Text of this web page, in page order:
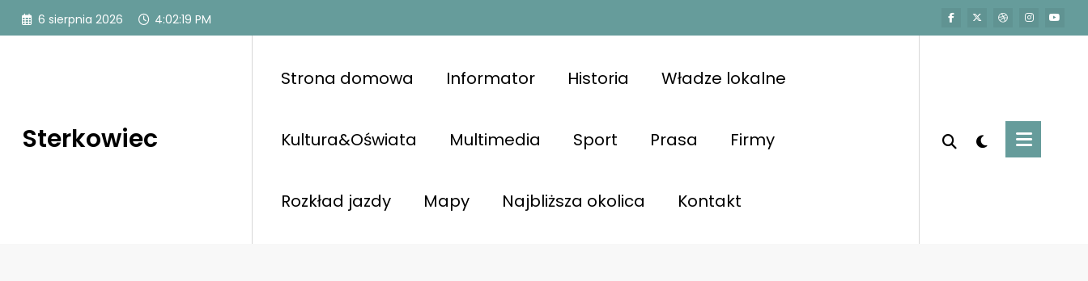
Przejdź
6 sierpnia 2026 4:02:20 PM
Sterkowiec
Strona domowa Informator Historia Władze lokalne
Kultura&Oświata Multimedia Sport Prasa Firmy
Rozkład jazdy Mapy Najbliższa okolica Kontakt